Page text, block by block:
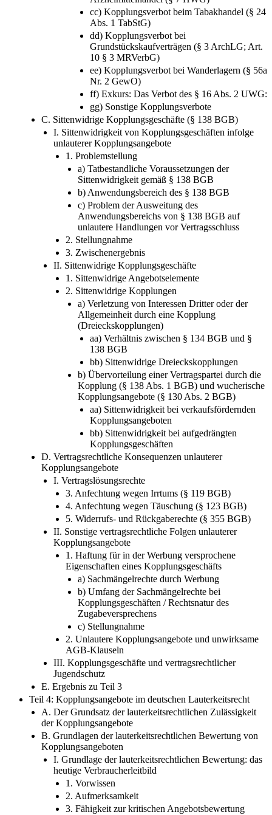
cc) Kopplungsverbot beim Tabakhandel (§ 24
Abs. 1 TabStG)
dd) Kopplungsverbot bei
Grundstückskaufverträgen (§ 3 ArchLG; Art.
10 § 3 MRVerbG)
ee) Kopplungsverbot bei Wanderlagern (§ 56a
Nr. 2 GewO)
ff) Exkurs: Das Verbot des § 16 Abs. 2 UWG:
gg) Sonstige Kopplungsverbote
C. Sittenwidrige Kopplungsgeschäfte (§ 138 BGB)
I. Sittenwidrigkeit von Kopplungsgeschäften infolge
unlauterer Kopplungsangebote
1. Problemstellung
a) Tatbestandliche Voraussetzungen der
Sittenwidrigkeit gemäß § 138 BGB
b) Anwendungsbereich des § 138 BGB
c) Problem der Ausweitung des
Anwendungsbereichs von § 138 BGB auf
unlautere Handlungen vor Vertragsschluss
2. Stellungnahme
3. Zwischenergebnis
II. Sittenwidrige Kopplungsgeschäfte
1. Sittenwidrige Angebotselemente
2. Sittenwidrige Kopplungen
a) Verletzung von Interessen Dritter oder der
Allgemeinheit durch eine Kopplung
(Dreieckskopplungen)
aa) Verhältnis zwischen § 134 BGB und §
138 BGB
bb) Sittenwidrige Dreieckskopplungen
b) Übervorteilung einer Vertragspartei durch die
Kopplung (§ 138 Abs. 1 BGB) und wucherische
Kopplungsangebote (§ 130 Abs. 2 BGB)
aa) Sittenwidrigkeit bei verkaufsfördernden
Kopplungsangeboten
bb) Sittenwidrigkeit bei aufgedrängten
Kopplungsgeschäften
D. Vertragsrechtliche Konsequenzen unlauterer
Kopplungsangebote
I. Vertragslösungsrechte
3. Anfechtung wegen Irrtums (§ 119 BGB)
4. Anfechtung wegen Täuschung (§ 123 BGB)
5. Widerrufs- und Rückgaberechte (§ 355 BGB)
II. Sonstige vertragsrechtliche Folgen unlauterer
Kopplungsangebote
1. Haftung für in der Werbung versprochene
Eigenschaften eines Kopplungsgeschäfts
a) Sachmängelrechte durch Werbung
b) Umfang der Sachmängelrechte bei
Kopplungsgeschäften / Rechtsnatur des
Zugabeversprechens
c) Stellungnahme
2. Unlautere Kopplungsangebote und unwirksame
AGB-Klauseln
III. Kopplungsgeschäfte und vertragsrechtlicher
Jugendschutz
E. Ergebnis zu Teil 3
Teil 4: Kopplungsangebote im deutschen Lauterkeitsrecht
A. Der Grundsatz der lauterkeitsrechtlichen Zulässigkeit
der Kopplungsangebote
B. Grundlagen der lauterkeitsrechtlichen Bewertung von
Kopplungsangeboten
I. Grundlage der lauterkeitsrechtlichen Bewertung: das
heutige Verbraucherleitbild
1. Vorwissen
2. Aufmerksamkeit
3. Fähigkeit zur kritischen Angebotsbewertung